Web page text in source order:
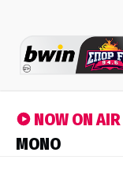
NOW ON AIR
ΜΟΝΟ